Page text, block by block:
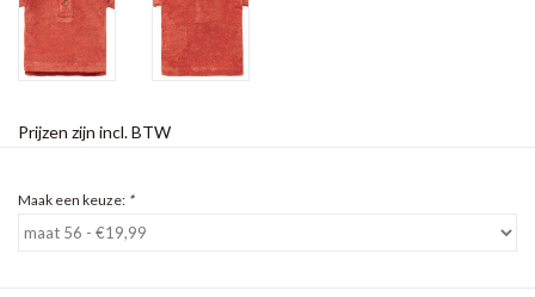
Prijzen zijn incl. BTW
Maak een keuze: *